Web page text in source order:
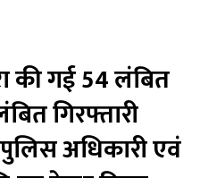
की गई 54 लंबित
गिरफ्तारी
अधिकारी एवं